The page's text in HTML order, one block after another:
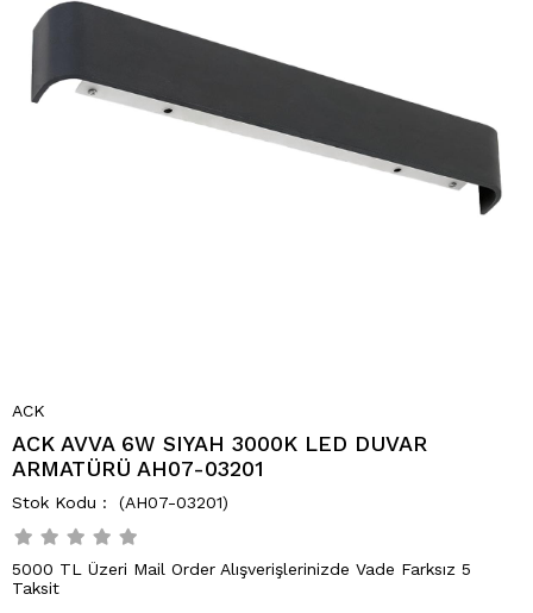
ACK
ACK AVVA 6W SIYAH 3000K LED DUVAR
ARMATÜRÜ AH07-03201
(AH07-03201)
5000 TL Üzeri Mail Order Alışverişlerinizde Vade Farksız 5
Taksit